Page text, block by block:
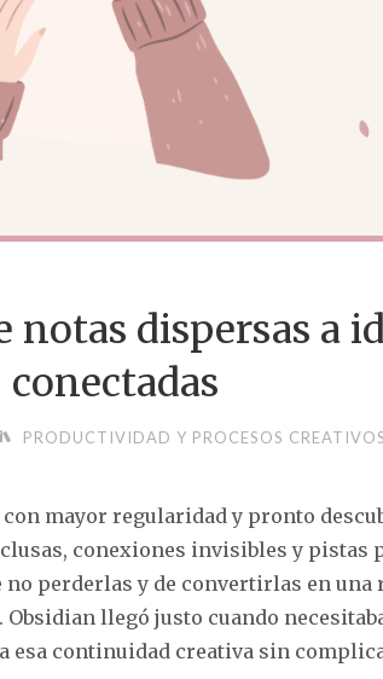
notas dispersas a
conectadas
PRODUCTIVIDAD Y PROCESOS CREATIVOS
mayor regularidad y pronto
conexiones invisibles y pistas
no perderlas y de convertirlas en una
llegó justo cuando
esa continuidad creativa sin